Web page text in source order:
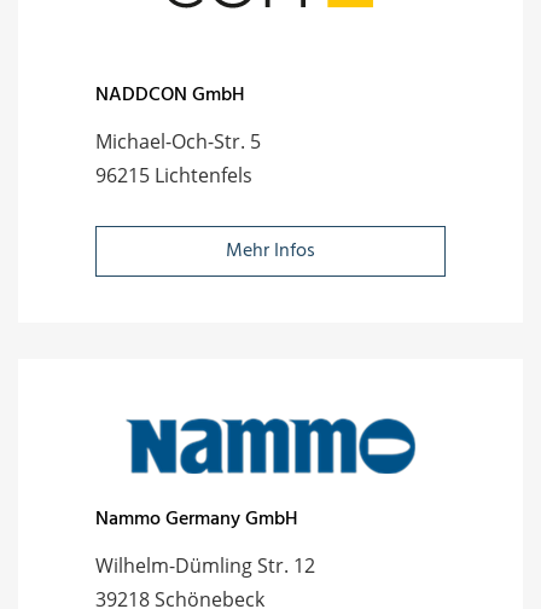
NADDCON GmbH
Michael-Och-Str. 5
96215 Lichtenfels
Mehr Infos
Nammo Germany GmbH
Wilhelm-Dümling Str. 12
39218 Schönebeck